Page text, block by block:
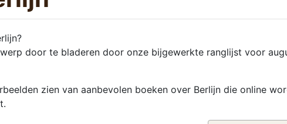
door te bladeren door onze bijgewerkte ranglijst voor
zien van aanbevolen boeken over Berlijn die online